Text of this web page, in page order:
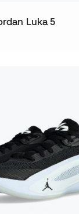
Luka 5